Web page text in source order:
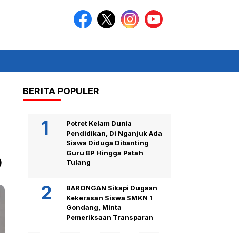
BERITA POPULER
Potret Kelam Dunia
Pendidikan, Di Nganjuk Ada
Siswa Diduga Dibanting
Guru BP Hingga Patah
Tulang
BARONGAN Sikapi Dugaan
Kekerasan Siswa SMKN 1
Gondang, Minta
Pemeriksaan Transparan